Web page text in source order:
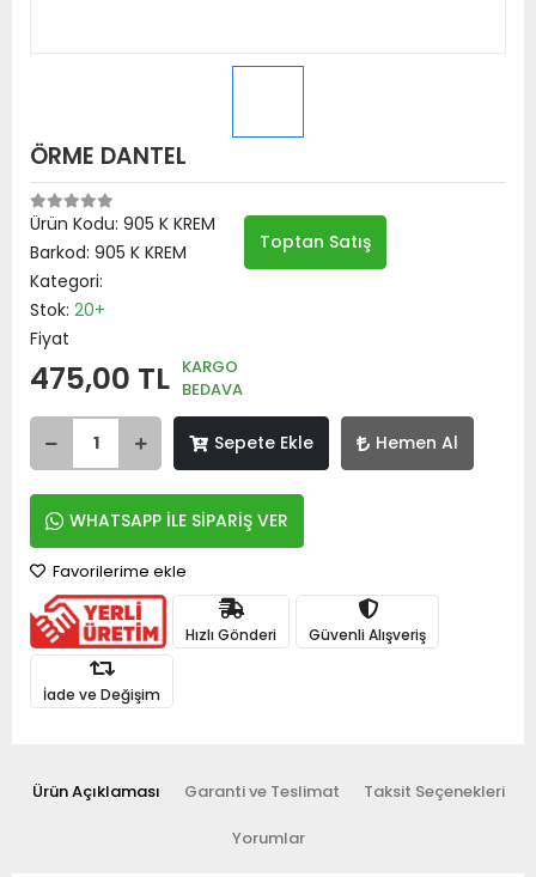
ÖRME DANTEL
Ürün Kodu: 905 K KREM
Barkod: 905 K KREM
Kategori:
Stok: 20+
Fiyat
475,00 TL KARGO
BEDAVA
Sepete Ekle Hemen Al
WHATSAPP İLE SİPARİŞ VER
Toptan Satış
Favorilerime ekle
Hızlı Gönderi Güvenli Alışveriş
İade ve Değişim
Ürün Açıklaması Garanti ve Teslimat Taksit Seçenekleri
Yorumlar